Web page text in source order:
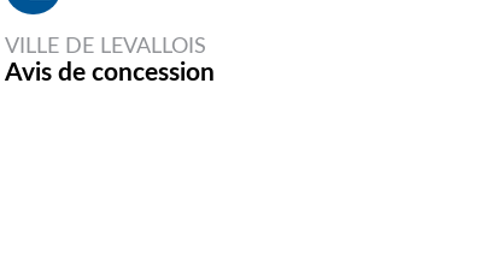
VILLE DE LEVALLOIS
Avis de concession